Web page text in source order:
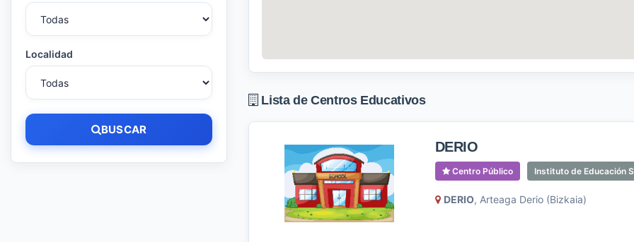
Localidad
BUSCAR
Lista de Centros Educativos
DERIO
Centro Público Instituto de Educación
DERIO, Arteaga Derio (Bizkaia)